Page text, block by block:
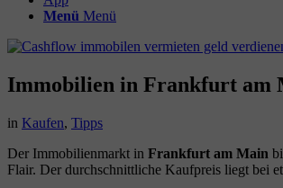
Menü Menü
Immobilien in Frankfurt am
in Kaufen, Tipps
Der Immobilienmarkt in Frankfurt am Main
Flair. Der durchschnittliche Kaufpreis liegt bei